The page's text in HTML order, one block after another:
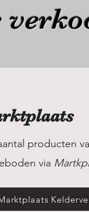
producten
via